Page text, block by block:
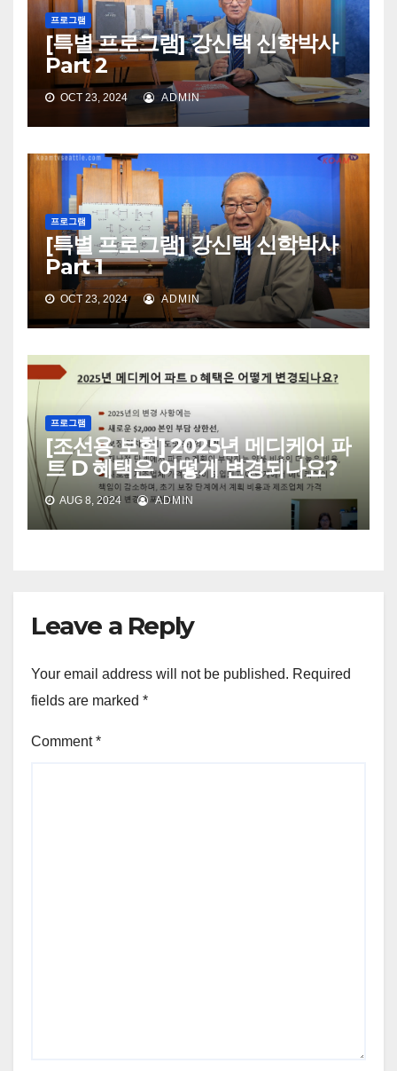
프로그램
[특별 프로그램] 강신택 신학박사
Part 2
OCT 23, 2024 ADMIN
프로그램
[특별 프로그램] 강신택 신학박사
Part 1
OCT 23, 2024 ADMIN
프로그램
[조선용 보험] 2025년 메디케어 파
트 D 혜택은 어떻게 변경되나요?
AUG 8, 2024 ADMIN
Leave a Reply
Your email address will not be published. Required
fields are marked *
Comment*